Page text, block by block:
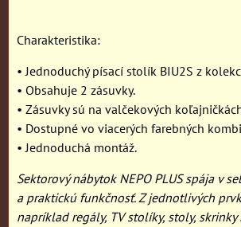
Charakteristika:
• Jednoduchý písací stolík BIU2S z
• Obsahuje 2 zásuvky.
• Zásuvky sú na valčekových
• Dostupné vo viacerých farebných
• Jednoduchá montáž.
Sektorový nábytok NEPO PLUS spája v
a praktickú funkčnosť. Z jednotlivých
napríklad regály, TV stolíky, stoly, skrinky